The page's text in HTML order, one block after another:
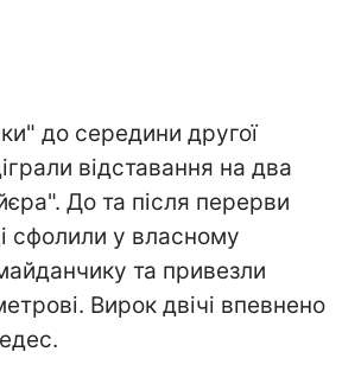
до середини другої
відставання на два
До та після перерви
сфолили у власному
та привезли
Вирок двічі впевнено